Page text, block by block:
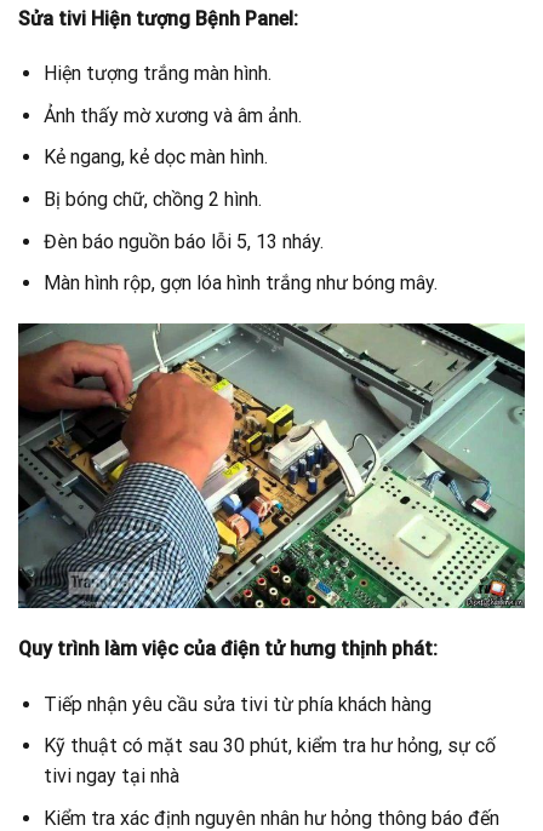
Sửa tivi Hiện tượng Bệnh Panel:
Hiện tượng trắng màn hình.
Ảnh thấy mờ xương và âm ảnh.
Kẻ ngang, kẻ dọc màn hình.
Bị bóng chữ, chồng 2 hình.
Đèn báo nguồn báo lỗi 5, 13 nháy.
Màn hình rộp, gợn lóa hình trắng như bóng mây.
Quy trình làm việc của điện tử hưng thịnh phát:
Tiếp nhận yêu cầu sửa tivi từ phía khách hàng
Kỹ thuật có mặt sau 30 phút, kiểm tra hư hỏng, sự cố
tivi ngay tại nhà
Kiểm tra xác định nguyên nhân hư hỏng thông báo đến